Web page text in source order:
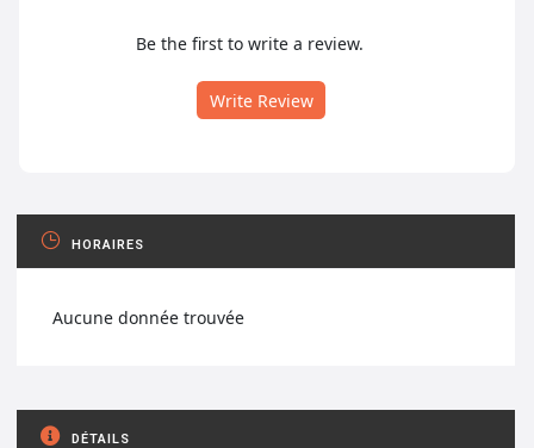
Be the first to write a review.
Write Review
HORAIRES
Aucune donnée trouvée
DÉTAILS